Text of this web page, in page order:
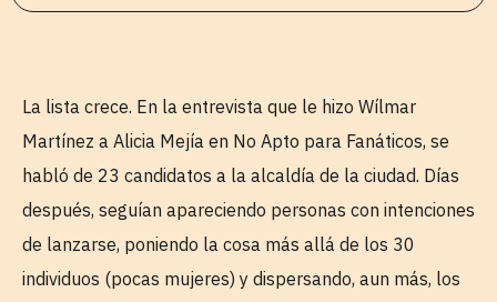
La lista crece. En la entrevista que le hizo Wílmar
Martínez a Alicia Mejía en No Apto para Fanáticos, se
habló de 23 candidatos a la alcaldía de la ciudad. Días
después, seguían apareciendo personas con intenciones
de lanzarse, poniendo la cosa más allá de los 30
individuos (pocas mujeres) y dispersando, aun más, los